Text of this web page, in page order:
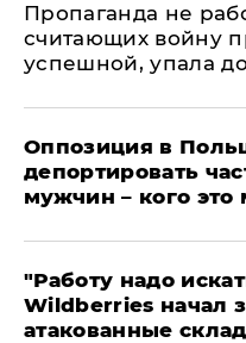
​Пропаганда не
считающих войну
успешной, упала
Оппозиция в
депортировать
мужчин – кого это
"Работу надо
Wildberries начал
атакованные